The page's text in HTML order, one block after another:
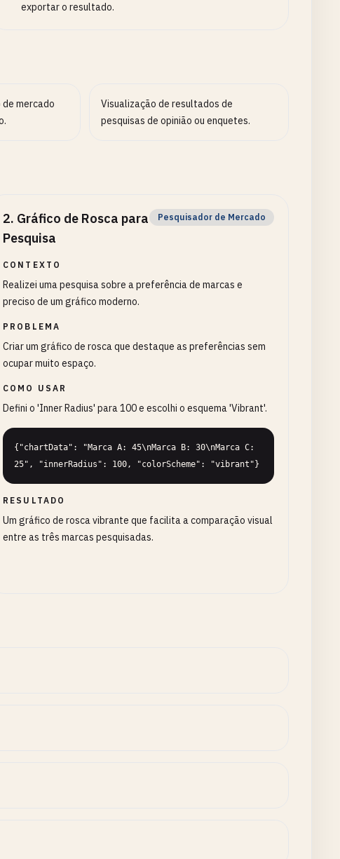
exportar o resultado.
mercado
Visualização de resultados de
pesquisas de opinião ou enquetes.
2. Gráfico de Rosca para
Pesquisa
Pesquisador de Mercado
CONTEXTO
Realizei uma pesquisa sobre a preferência de marcas e
preciso de um gráfico moderno.
PROBLEMA
Criar um gráfico de rosca que destaque as preferências sem
ocupar muito espaço.
COMO USAR
Defini o 'Inner Radius' para 100 e escolhi o esquema 'Vibrant'.
{"chartData": "Marca A: 45\nMarca B: 30\nMarca C:
25", "innerRadius": 100, "colorScheme": "vibrant"}
RESULTADO
Um gráfico de rosca vibrante que facilita a comparação visual
entre as três marcas pesquisadas.